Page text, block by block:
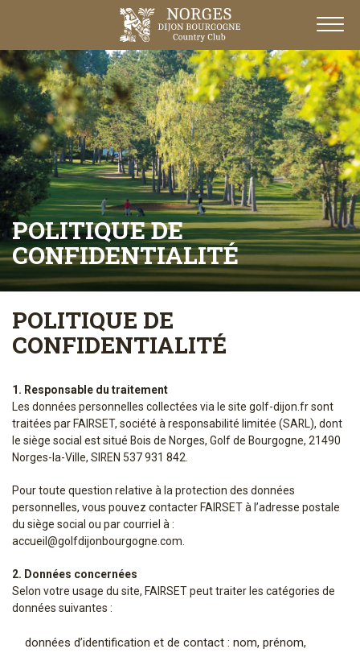
POLITIQUE DE
CONFIDENTIALITÉ
POLITIQUE DE
CONFIDENTIALITÉ
1. Responsable du traitement
Les données personnelles collectées via le site golf-dijon.fr sont
traitées par FAIRSET, société à responsabilité limitée (SARL), dont
le siège social est situé Bois de Norges, Golf de Bourgogne, 21490
Norges-la-Ville, SIREN 537 931 842.
Pour toute question relative à la protection des données
personnelles, vous pouvez contacter FAIRSET à l’adresse postale
du siège social ou par courriel à :
accueil@golfdijonbourgogne.com.
2. Données concernées
Selon votre usage du site, FAIRSET peut traiter les catégories de
données suivantes :
données d’identification et de contact : nom, prénom,